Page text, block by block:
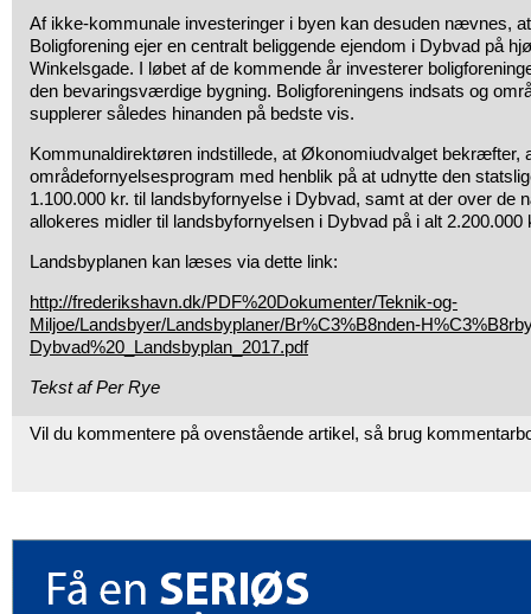
Af ikke-kommunale investeringer i byen kan desuden nævnes,
Boligforening ejer en centralt beliggende ejendom i Dybvad på
Winkelsgade. I løbet af de kommende år investerer
den bevaringsværdige bygning. Boligforeningens indsats og
supplerer således hinanden på bedste vis.
Kommunaldirektøren indstillede, at Økonomiudvalget bekræfter,
områdefornyelsesprogram med henblik på at udnytte den
1.100.000 kr. til landsbyfornyelse i Dybvad, samt at der over de
allokeres midler til landsbyfornyelsen i Dybvad på i alt 2.200.000
Landsbyplanen kan læses via dette link:
http://frederikshavn.dk/PDF%20Dokumenter/Teknik-og-
Miljoe/Landsbyer/Landsbyplaner/Br%C3%B8nden-
Dybvad%20_Landsbyplan_2017.pdf
Tekst af Per Rye
Vil du kommentere på ovenstående artikel, så brug